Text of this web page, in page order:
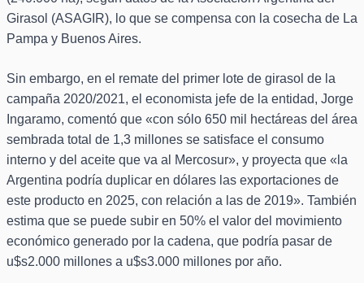
Girasol (ASAGIR), lo que se compensa con la cosecha de La
Pampa y Buenos Aires.
Sin embargo, en el remate del primer lote de girasol de la
campaña 2020/2021, el economista jefe de la entidad, Jorge
Ingaramo, comentó que «con sólo 650 mil hectáreas del área
sembrada total de 1,3 millones se satisface el consumo
interno y del aceite que va al Mercosur», y proyecta que «la
Argentina podría duplicar en dólares las exportaciones de
este producto en 2025, con relación a las de 2019». También
estima que se puede subir en 50% el valor del movimiento
económico generado por la cadena, que podría pasar de
u$s2.000 millones a u$s3.000 millones por año.